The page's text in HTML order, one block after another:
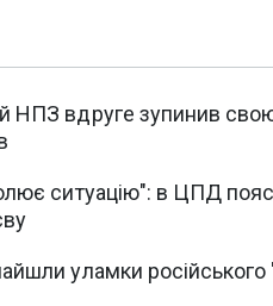
НПЗ вдруге зупинив
ситуацію": в ЦПД
уламки